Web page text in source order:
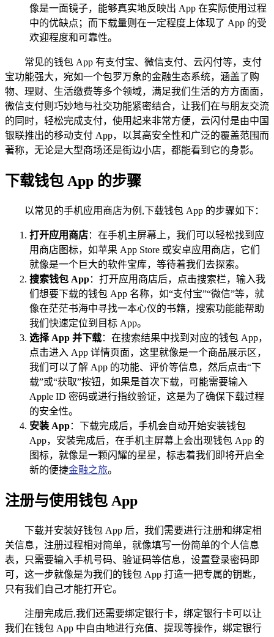
像是一面镜子，能够真实地反映出 App 在实际使用过程
中的优缺点；而下载量则在一定程度上体现了 App 的受
欢迎程度和可靠性。
常见的钱包 App 有支付宝、微信支付、云闪付等，支付
宝功能强大，宛如一个包罗万象的金融生态系统，涵盖了购
物、理财、生活缴费等多个领域，满足我们生活的方方面面，
微信支付则巧妙地与社交功能紧密结合，让我们在与朋友交流
的同时，轻松完成支付，使用起来非常方便，云闪付是由中国
银联推出的移动支付 App，以其高安全性和广泛的覆盖范围而
著称，无论是大型商场还是街边小店，都能看到它的身影。
下载钱包 App 的步骤
以常见的手机应用商店为例,下载钱包 App 的步骤如下：
打开应用商店：在手机主屏幕上，我们可以轻松找到应
用商店图标，如苹果 App Store 或安卓应用商店，它们
就像是一个巨大的软件宝库，等待着我们去探索。
搜索钱包 App：打开应用商店后，点击搜索栏，输入我
们想要下载的钱包 App 名称，如“支付宝”“微信”等，就
像在茫茫书海中寻找一本心仪的书籍，搜索功能能帮助
我们快速定位到目标 App。
选择 App 并下载：在搜索结果中找到对应的钱包 App，
点击进入 App 详情页面，这里就像是一个商品展示区，
我们可以了解 App 的功能、评价等信息，然后点击“下
载”或“获取”按钮，如果是首次下载，可能需要输入
Apple ID 密码或进行指纹验证，这是为了确保下载过程
的安全性。
安装 App：下载完成后，手机会自动开始安装钱包
App，安装完成后，在手机主屏幕上会出现钱包 App 的
图标，就像是一颗闪耀的星星，标志着我们即将开启全
新的便捷金融之旅。
注册与使用钱包 App
下载并安装好钱包 App 后，我们需要进行注册和绑定相
关信息，注册过程相对简单，就像填写一份简单的个人信息
表，只需要输入手机号码、验证码等信息，设置登录密码即
可，这一步就像是为我们的钱包 App 打造一把专属的钥匙，
只有我们自己才能打开它。
注册完成后,我们还需要绑定银行卡，绑定银行卡可以让
我们在钱包 App 中自由地进行充值、提现等操作，绑定银行